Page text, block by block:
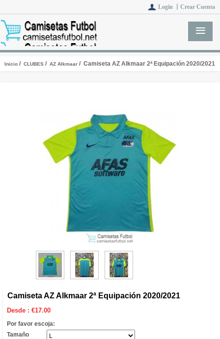
Login 丨 Crear Cuenta
Inicio/ CLUBES/ AZ Alkmaar/ Camiseta AZ Alkmaar 2ª Equipación 2020/2021
Camiseta AZ Alkmaar 2ª Equipación 2020/2021
Desde :€17.00
Por favor escoja:
Tamaño